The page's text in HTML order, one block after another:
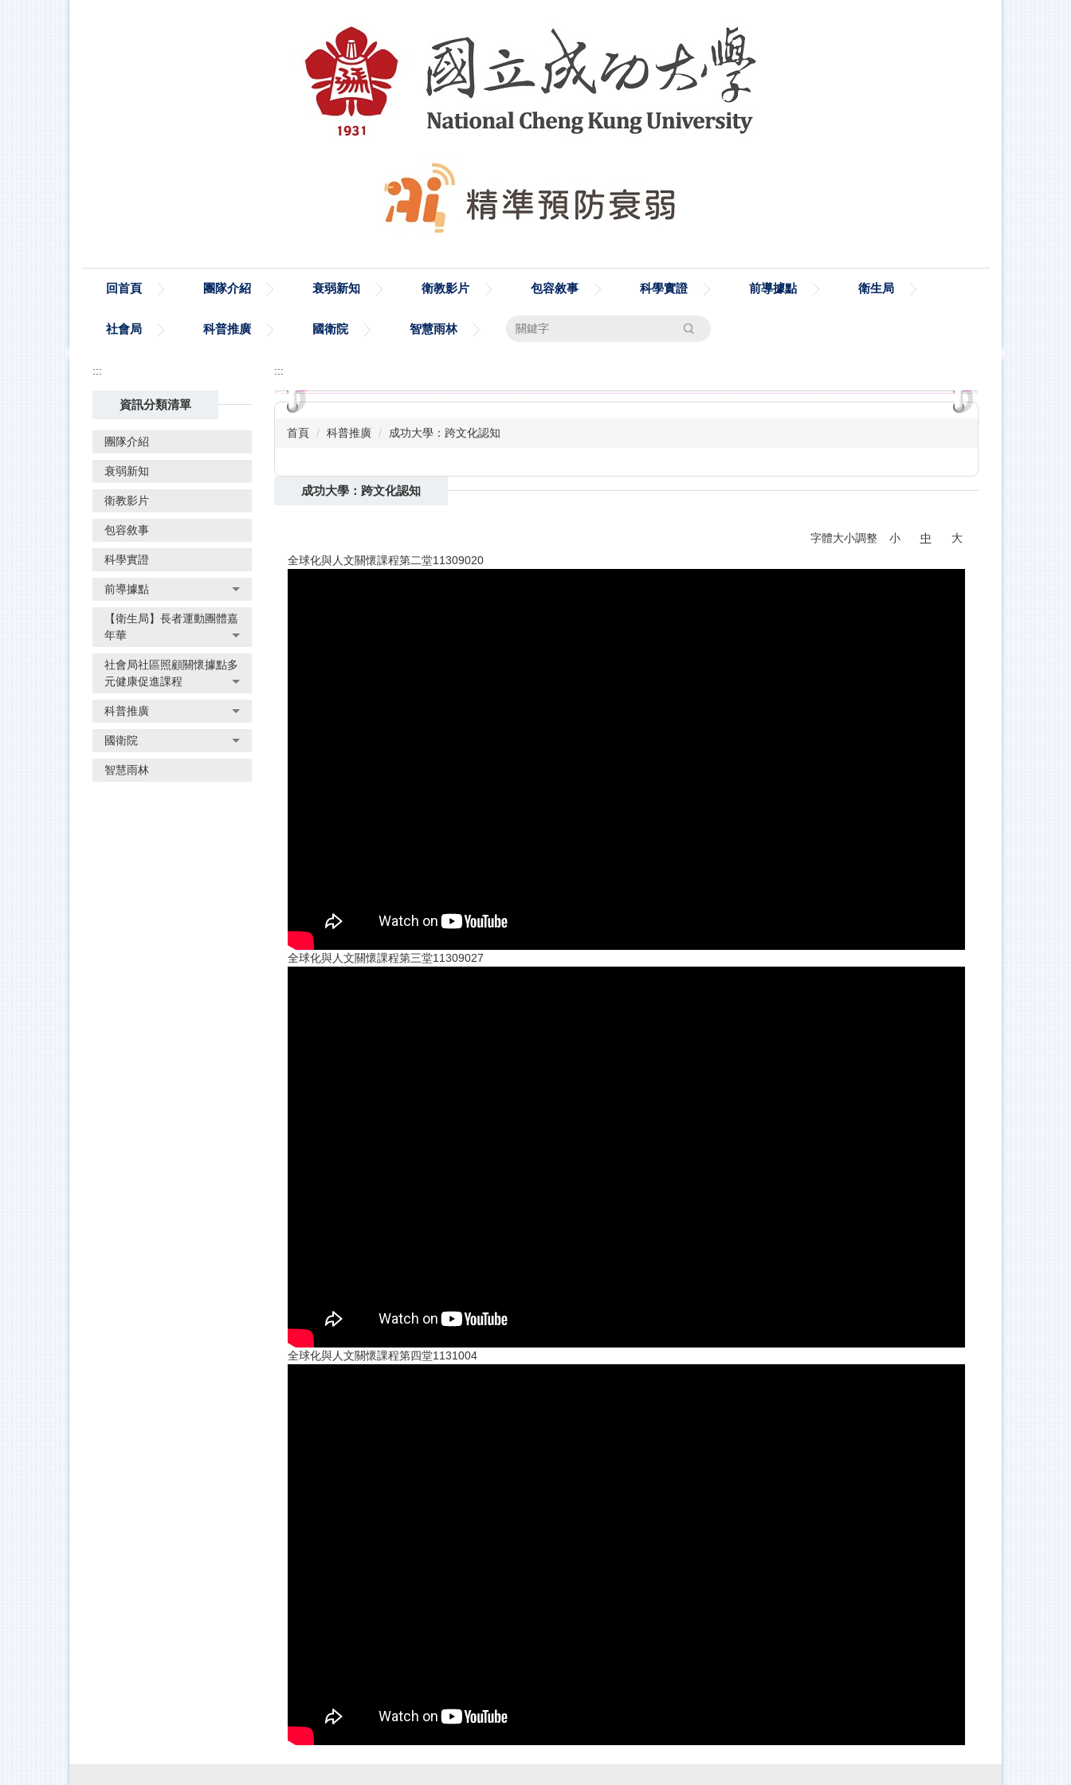
回首頁 團隊介紹 衰弱新知 衛教影片 包容敘事 科學實證 前導據點 衛生局
社會局 科普推廣 國衛院 智慧雨林 搜尋
:::
資訊分類清單
團隊介紹
衰弱新知
衛教影片
包容敘事
科學實證
前導據點
【衛生局】長者運動團體嘉
年華
社會局社區照顧關懷據點多
元健康促進課程
科普推廣
國衛院
智慧雨林
:::
首頁 科普推廣 成功大學：跨文化認知
成功大學：跨文化認知
字體大小調整 小 中
大
全球化與人文關懷課程第二堂11309020
全球化與人文關懷課程第三堂11309027
全球化與人文關懷課程第四堂1131004